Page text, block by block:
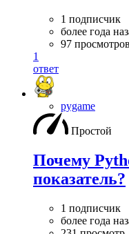
1 подписчик
более года
97 просмотров
1
ответ
pygame
Простой
Почему
показатель?
1 подписчик
более года